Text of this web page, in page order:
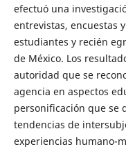
efectuó una
entrevistas, encuestas
estudiantes y recién
de México. Los
autoridad que se
agencia en aspectos
personificación que se
tendencias de
experiencias humano-